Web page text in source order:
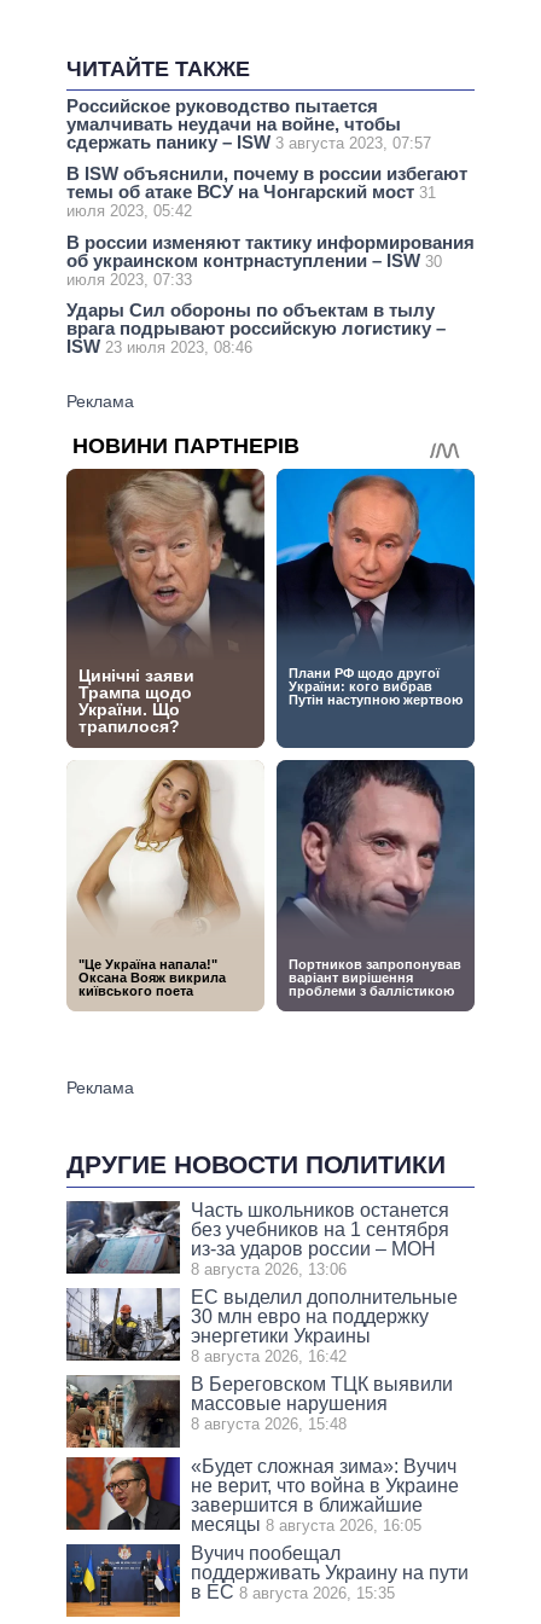
ЧИТАЙТЕ ТАКЖЕ
Российское руководство пытается
умалчивать неудачи на войне, чтобы
сдержать панику – ISW 3 августа 2023, 07:57
В ISW объяснили, почему в россии избегают
темы об атаке ВСУ на Чонгарский мост 31
июля 2023, 05:42
В россии изменяют тактику информирования
об украинском контрнаступлении – ISW 30
июля 2023, 07:33
Удары Сил обороны по объектам в тылу
врага подрывают российскую логистику –
ISW 23 июля 2023, 08:46
ДРУГИЕ НОВОСТИ ПОЛИТИКИ
Часть школьников останется
без учебников на 1 сентября
из-за ударов россии – МОН
8 августа 2026, 13:06
ЕС выделил дополнительные
30 млн евро на поддержку
энергетики Украины
8 августа 2026, 16:42
В Береговском ТЦК выявили
массовые нарушения
8 августа 2026, 15:48
«Будет сложная зима»: Вучич
не верит, что война в Украине
завершится в ближайшие
месяцы 8 августа 2026, 16:05
Вучич пообещал
поддерживать Украину на пути
в ЕС 8 августа 2026, 15:35